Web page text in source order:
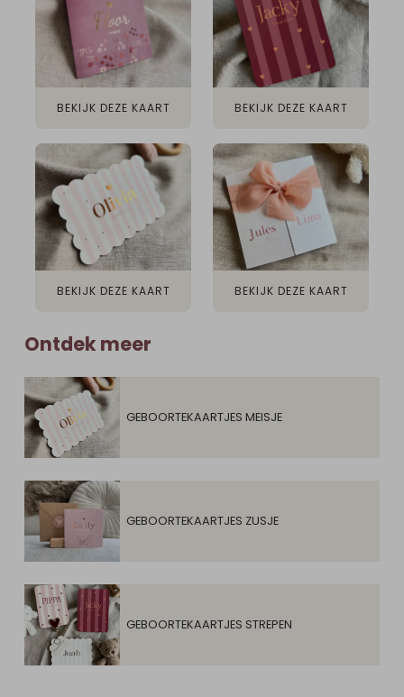
BEKIJK DEZE KAART BEKIJK DEZE KAART
BEKIJK DEZE KAART BEKIJK DEZE KAART
Ontdek meer
GEBOORTEKAARTJES MEISJE
GEBOORTEKAARTJES ZUSJE
GEBOORTEKAARTJES STREPEN